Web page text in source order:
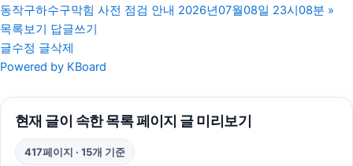
울산치과
의정부변호사
동작구하수구막힘 사전 점검 안내 2026년07월08일 23시08분 »
목록보기
답글쓰기
글수정 글삭제
Powered by KBoard
현재 글이 속한 목록 페이지 글 미리보기
417페이지 · 15개 기준